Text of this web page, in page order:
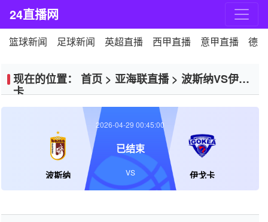
24直播网
篮球新闻 足球新闻 英超直播 西甲直播 意甲直播 德
现在的位置： 首页 > 亚海联直播> 波斯纳VS伊戈
卡
波斯纳 伊戈卡
2026-04-29 00:45:00
已结束
VS